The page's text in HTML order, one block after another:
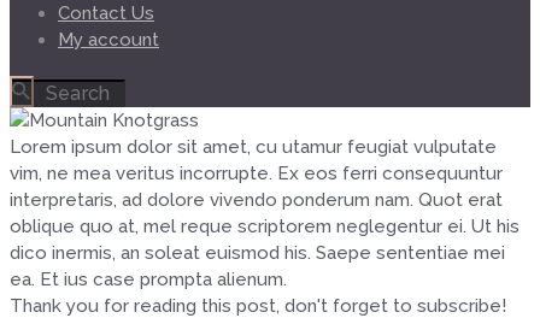
Contact Us
My account
Lorem ipsum dolor sit amet, cu utamur feugiat vulputate
vim, ne mea veritus incorrupte. Ex eos ferri consequuntur
interpretaris, ad dolore vivendo ponderum nam. Quot erat
oblique quo at, mel reque scriptorem neglegentur ei. Ut his
dico inermis, an soleat euismod his. Saepe sententiae mei
ea. Et ius case prompta alienum.
Thank you for reading this post, don't forget to subscribe!